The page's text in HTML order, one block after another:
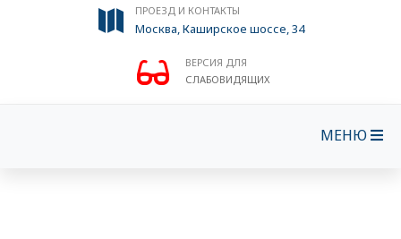
ПРОЕЗД И КОНТАКТЫ
Москва, Каширское шоссе, 34
ВЕРСИЯ ДЛЯ
СЛАБОВИДЯЩИХ
МЕНЮ